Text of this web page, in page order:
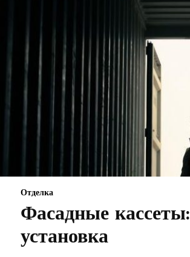
Отделка
Фасадные кассеты:
установка